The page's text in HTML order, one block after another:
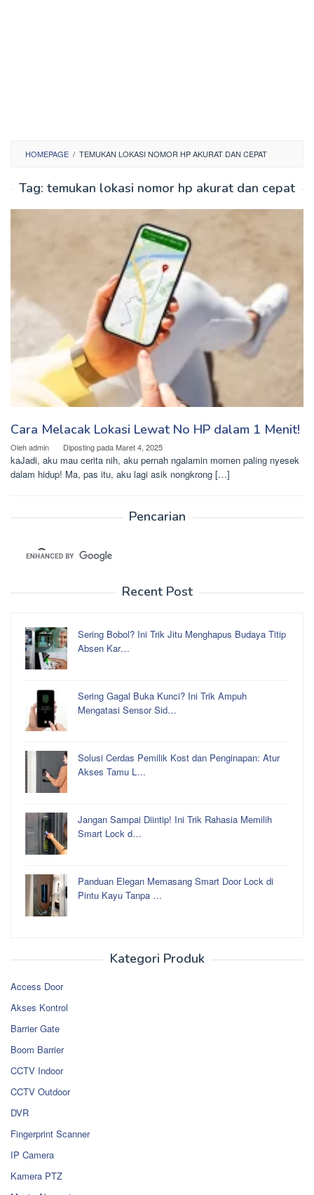
HOMEPAGE / TEMUKAN LOKASI NOMOR HP AKURAT DAN CEPAT
Tag: temukan lokasi nomor hp akurat dan cepat
Cara Melacak Lokasi Lewat No HP dalam 1 Menit!
Olehadmin Diposting padaMaret 4, 2025
kaJadi, aku mau cerita nih, aku pernah ngalamin momen paling nyesek
dalam hidup! Ma, pas itu, aku lagi asik nongkrong […]
Pencarian
Recent Post
Sering Bobol? Ini Trik Jitu Menghapus Budaya Titip
Absen Kar…
Sering Gagal Buka Kunci? Ini Trik Ampuh
Mengatasi Sensor Sid…
Solusi Cerdas Pemilik Kost dan Penginapan: Atur
Akses Tamu L…
Jangan Sampai Diintip! Ini Trik Rahasia Memilih
Smart Lock d…
Panduan Elegan Memasang Smart Door Lock di
Pintu Kayu Tanpa …
Kategori Produk
Access Door
Akses Kontrol
Barrier Gate
Boom Barrier
CCTV Indoor
CCTV Outdoor
DVR
Fingerprint Scanner
IP Camera
Kamera PTZ